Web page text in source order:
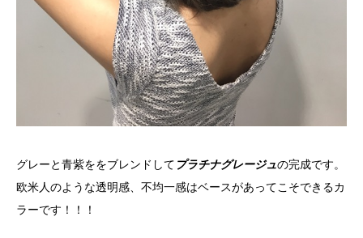
グレーと青紫ををブレンドして プラチナグレージュの完成です。
欧米人のような透明感、不均一感はベースがあってこそできるカ
ラーです！！！